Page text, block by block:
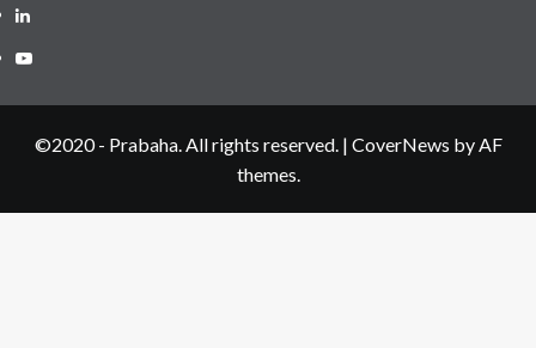
LinkedIN
Youtube
©2020 - Prabaha. All rights reserved. | CoverNews by AF
themes.